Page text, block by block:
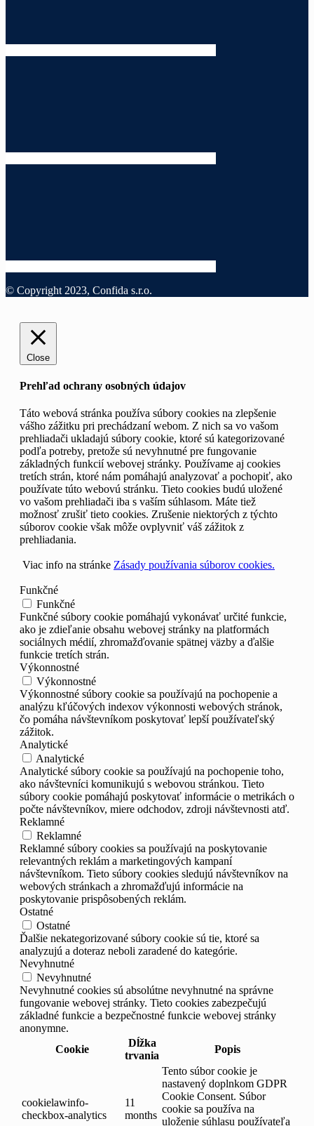
© Copyright 2023, Confida s.r.o.
Close
Prehľad ochrany osobných údajov
Táto webová stránka používa súbory cookies na zlepšenie
vášho zážitku pri prechádzaní webom. Z nich sa vo vašom
prehliadači ukladajú súbory cookie, ktoré sú kategorizované
podľa potreby, pretože sú nevyhnutné pre fungovanie
základných funkcií webovej stránky. Používame aj cookies
tretích strán, ktoré nám pomáhajú analyzovať a pochopiť, ako
používate túto webovú stránku. Tieto cookies budú uložené
vo vašom prehliadači iba s vaším súhlasom. Máte tiež
možnosť zrušiť tieto cookies. Zrušenie niektorých z týchto
súborov cookie však môže ovplyvniť váš zážitok z
prehliadania.
Viac info na stránke Zásady používania súborov cookies.
Funkčné
Funkčné
Funkčné súbory cookie pomáhajú vykonávať určité funkcie,
ako je zdieľanie obsahu webovej stránky na platformách
sociálnych médií, zhromažďovanie spätnej väzby a ďalšie
funkcie tretích strán.
Výkonnostné
Výkonnostné
Výkonnostné súbory cookie sa používajú na pochopenie a
analýzu kľúčových indexov výkonnosti webových stránok,
čo pomáha návštevníkom poskytovať lepší používateľský
zážitok.
Analytické
Analytické
Analytické súbory cookie sa používajú na pochopenie toho,
ako návštevníci komunikujú s webovou stránkou. Tieto
súbory cookie pomáhajú poskytovať informácie o metrikách o
počte návštevníkov, miere odchodov, zdroji návštevnosti atď.
Reklamné
Reklamné
Reklamné súbory cookies sa používajú na poskytovanie
relevantných reklám a marketingových kampaní
návštevníkom. Tieto súbory cookies sledujú návštevníkov na
webových stránkach a zhromažďujú informácie na
poskytovanie prispôsobených reklám.
Ostatné
Ostatné
Ďalšie nekategorizované súbory cookie sú tie, ktoré sa
analyzujú a doteraz neboli zaradené do kategórie.
Nevyhnutné
Nevyhnutné
Nevyhnutné cookies sú absolútne nevyhnutné na správne
fungovanie webovej stránky. Tieto cookies zabezpečujú
základné funkcie a bezpečnostné funkcie webovej stránky
anonymne.
Cookie
Dĺžka
trvania
Popis
cookielawinfo-
checkbox-analytics
11
months
Tento súbor cookie je
nastavený doplnkom GDPR
Cookie Consent. Súbor
cookie sa používa na
uloženie súhlasu používateľa